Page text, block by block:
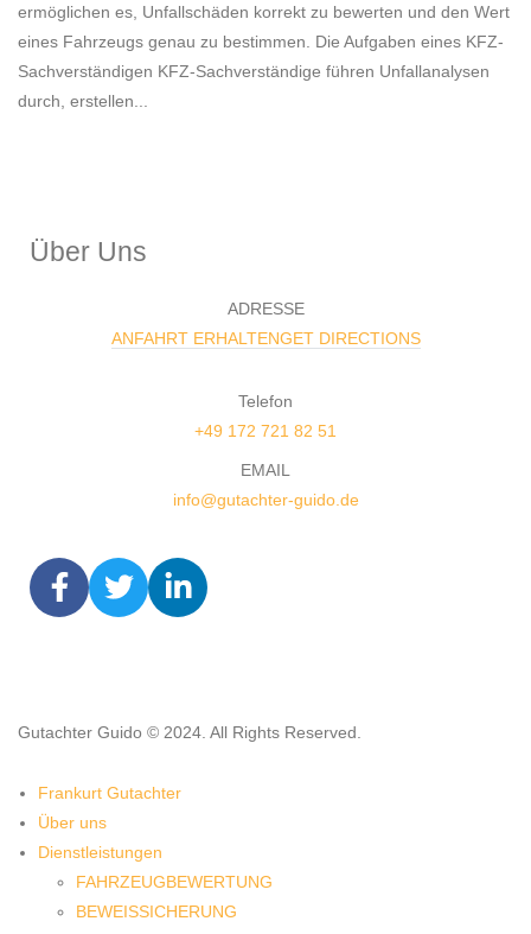
ermöglichen es, Unfallschäden korrekt zu bewerten und den Wert
eines Fahrzeugs genau zu bestimmen. Die Aufgaben eines KFZ-
Sachverständigen KFZ-Sachverständige führen Unfallanalysen
durch, erstellen...
Über Uns
ADRESSE
ANFAHRT ERHALTENGET DIRECTIONS
Telefon
+49 172 721 82 51
EMAIL
info@gutachter-guido.de
Gutachter Guido © 2024. All Rights Reserved.
Frankurt Gutachter
Über uns
Dienstleistungen
FAHRZEUGBEWERTUNG
BEWEISSICHERUNG